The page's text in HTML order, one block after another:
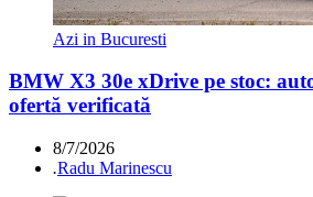
Azi in Bucuresti
BMW X3 30e xDrive pe stoc:
ofertă verificată
8/7/2026
.Radu Marinescu